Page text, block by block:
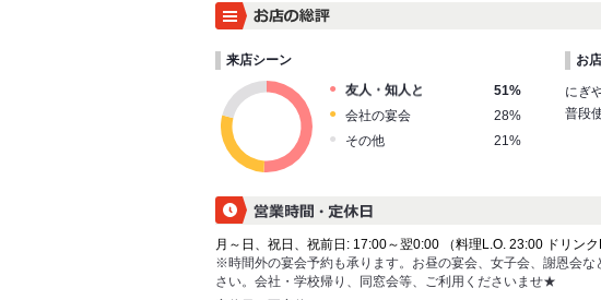
来店シーン
友人・知人と
51%
会社の宴会
28%
その他
21%
お
にぎ
普段
月～日、祝日、祝前日: 17:00～翌0:00 （料理L.O. 23:00 ドリンク
※時間外の宴会予約も承ります。お昼の宴会、女子会、謝恩会
さい。会社・学校帰り、同窓会等、ご利用くださいませ★